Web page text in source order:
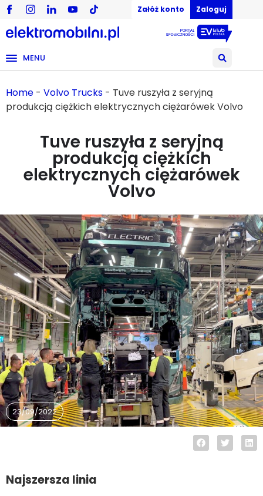
Załóż konto Zaloguj
MENU
Home - Volvo Trucks - Tuve ruszyła z seryjną
produkcją ciężkich elektrycznych ciężarówek Volvo
Tuve ruszyła z seryjną
produkcją ciężkich
elektrycznych ciężarówek
Volvo
23/09/2022
Najszersza linia